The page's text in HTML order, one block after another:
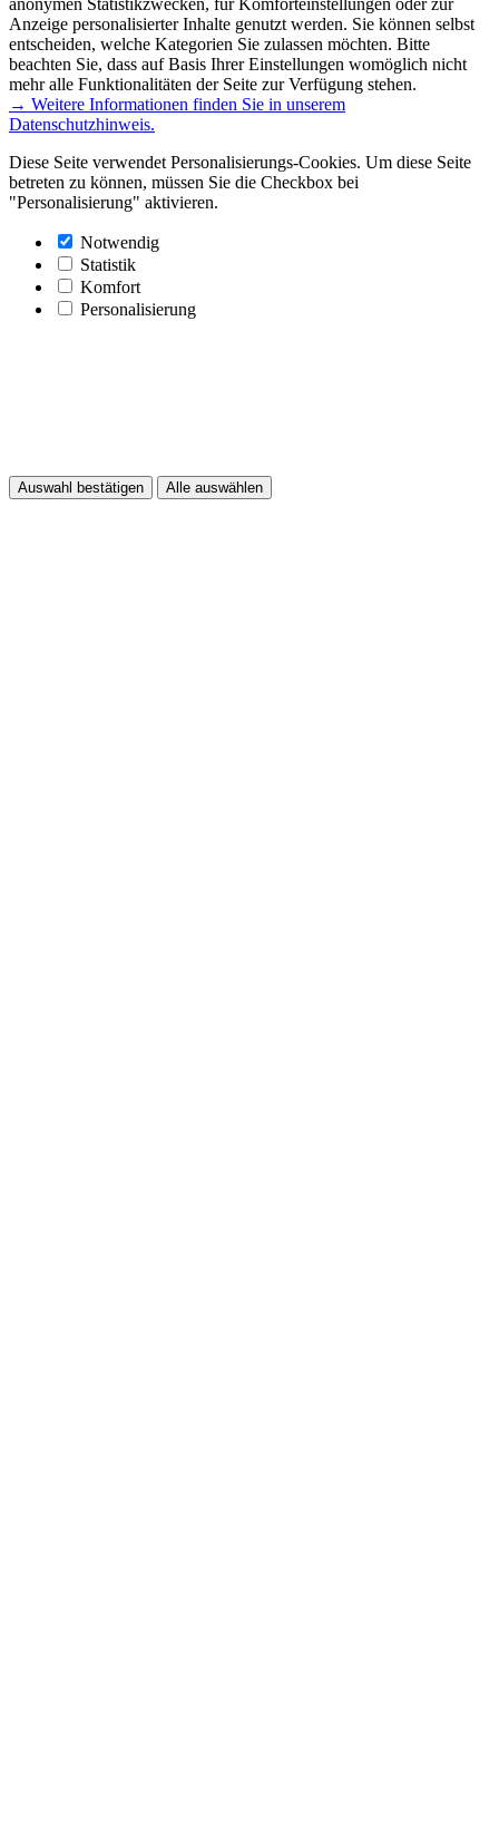
Anzeige personalisierter Inhalte genutzt werden. Sie können selbst
entscheiden, welche Kategorien Sie zulassen möchten. Bitte
beachten Sie, dass auf Basis Ihrer Einstellungen womöglich nicht
mehr alle Funktionalitäten der Seite zur Verfügung stehen.
→ Weitere Informationen finden Sie in unserem
Datenschutzhinweis.
Diese Seite verwendet Personalisierungs-Cookies. Um diese Seite
betreten zu können, müssen Sie die Checkbox bei
"Personalisierung" aktivieren.
Notwendig
Statistik
Komfort
Personalisierung
Auswahl bestätigen Alle auswählen